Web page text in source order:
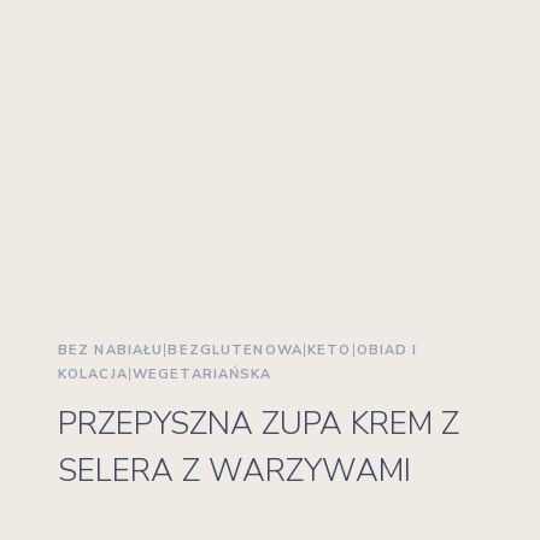
BEZ NABIAŁU |BEZGLUTENOWA|KETO | OBIAD I
KOLACJA|WEGETARIAŃSKA
PRZEPYSZNA ZUPA KREM Z
SELERA Z WARZYWAMI